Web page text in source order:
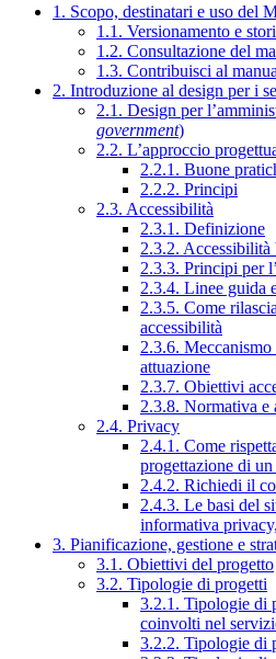
1. Scopo, destinatari e uso del
1.1. Versionamento e
1.2. Consultazione del
1.3. Contribuisci al
2. Introduzione al design per i
2.1. Design per
government)
2.2. L’approccio
2.2.1. Buone
2.2.2. Principi
2.3. Accessibilità
2.3.1. Definizione
2.3.2. Accessibilità
2.3.3. Principi per
2.3.4. Linee guida
2.3.5. Come
accessibilità
2.3.6.
attuazione
2.3.7. Obiettivi
2.3.8. Normativa e
2.4. Privacy
2.4.1. Come
progettazione di
2.4.2. Richiedi il
2.4.3. Le basi del
informativa
3. Pianificazione, gestione e
3.1. Obiettivi del progetto
3.2. Tipologie di progetti
3.2.1. Tipologie di
coinvolti nel
3.2.2. Tipologie di